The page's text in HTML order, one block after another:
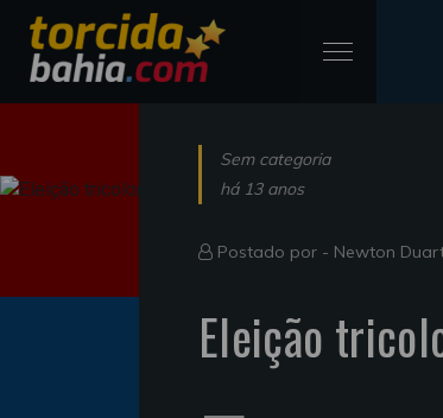
Sem categoria
há 13 anos
Postado por - Newton
Eleição